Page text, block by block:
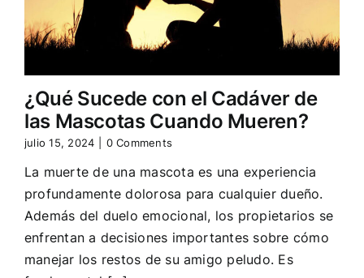
¿Qué Sucede con el Cadáver de
las Mascotas Cuando Mueren?
julio 15, 2024 0 Comments
La muerte de una mascota es una experiencia
profundamente dolorosa para cualquier dueño.
Además del duelo emocional, los propietarios se
enfrentan a decisiones importantes sobre cómo
manejar los restos de su amigo peludo. Es